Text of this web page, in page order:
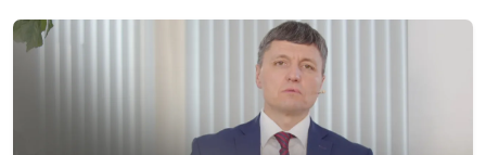
нечестивыми
пресвитер церкви
и Елена
Варнавская
Два этапа Божьего суда
Юлия Уткина,